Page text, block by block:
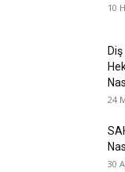
10
24
30